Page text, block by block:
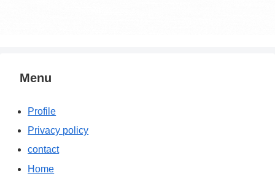
Menu
Profile
Privacy policy
contact
Home